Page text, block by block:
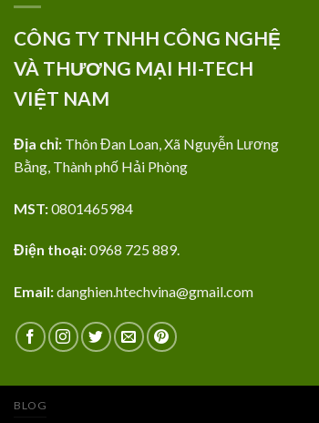
CÔNG TY TNHH CÔNG NGHỆ
VÀ THƯƠNG MẠI HI-TECH
VIỆT NAM
Địa chỉ: Thôn Đan Loan, Xã Nguyễn Lương
Bằng, Thành phố Hải Phòng
MST:0801465984
Điện thoại:0968 725 889.
Email:danghien.htechvina@gmail.com
BLOG